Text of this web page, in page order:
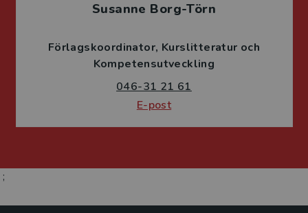
Susanne Borg-Törn
Förlagskoordinator Kurslitteratur och
Kompetensutveckling
046-31 21 61
E-post
;